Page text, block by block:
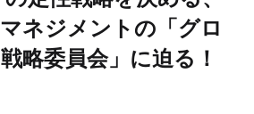
ネジメントの「グロ
略委員会」に迫る！